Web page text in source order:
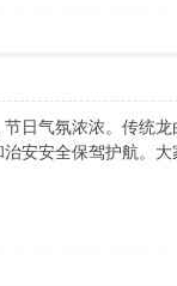
日气氛浓浓。传统
安安全保驾护航。